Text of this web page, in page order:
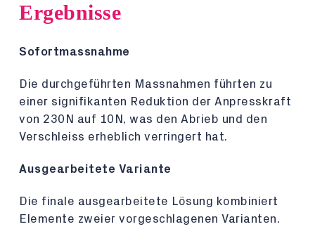
Ergebnisse
Sofortmassnahme
Die durchgeführten Massnahmen führten zu
einer signifikanten Reduktion der Anpresskraft
von 230N auf 10N, was den Abrieb und den
Verschleiss erheblich verringert hat.
Ausgearbeitete Variante
Die finale ausgearbeitete Lösung kombiniert
Elemente zweier vorgeschlagenen Varianten.